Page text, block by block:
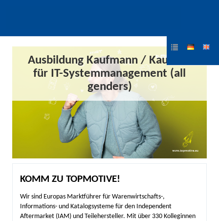
Ausbildung Kaufmann / Kauffrau
für IT-Systemmanagement (all
genders)
KOMM ZU TOPMOTIVE!
Wir sind Europas Marktführer für Warenwirtschafts-,
Informations- und Katalogsysteme für den Independent
Aftermarket (IAM) und Teilehersteller. Mit über 330 Kolleginnen